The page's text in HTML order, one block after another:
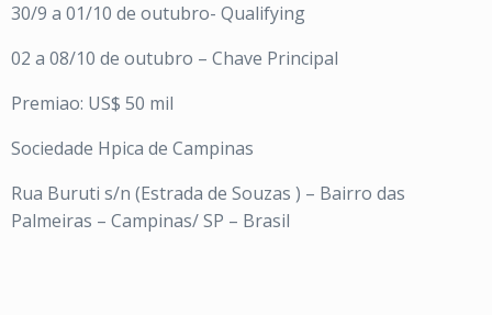
30/9 a 01/10 de outubro- Qualifying
02 a 08/10 de outubro – Chave Principal
Premiao: US$ 50 mil
Sociedade Hpica de Campinas
Rua Buruti s/n (Estrada de Souzas ) – Bairro das
Palmeiras – Campinas/ SP – Brasil